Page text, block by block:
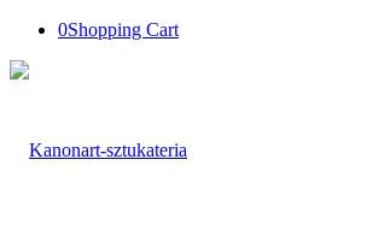
0Shopping Cart